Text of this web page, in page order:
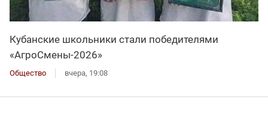
Кубанские школьники стали победителями
«АгроСмены-2026»
Общество вчера, 19:08